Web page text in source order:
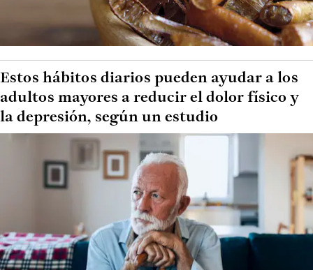
Estos hábitos diarios pueden ayudar a los
adultos mayores a reducir el dolor físico y
la depresión, según un estudio